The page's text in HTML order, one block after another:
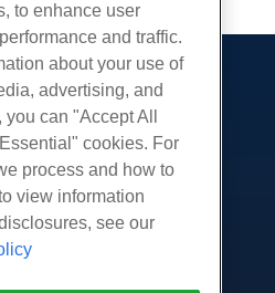
to enhance user
and traffic.
about your use of
advertising, and
can "Accept All
cookies. For
process and how to
view information
see our